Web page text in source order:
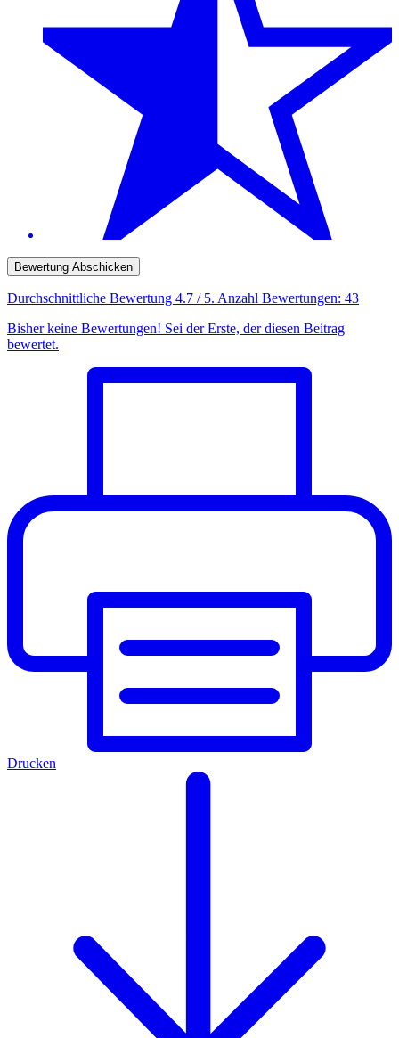
Bewertung Abschicken
Durchschnittliche Bewertung 4.7 / 5. Anzahl Bewertungen: 43
Bisher keine Bewertungen! Sei der Erste, der diesen Beitrag
bewertet.
Drucken